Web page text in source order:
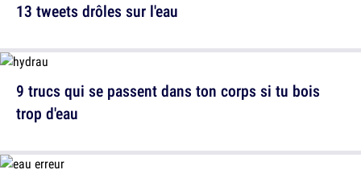
13 tweets drôles sur l'eau
9 trucs qui se passent dans ton corps si tu bois
trop d'eau